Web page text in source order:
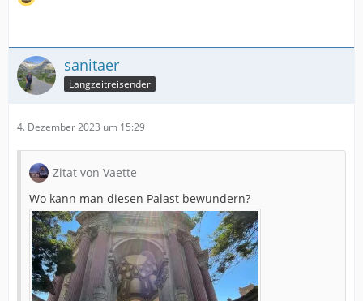
sanitaer
Langzeitreisender
4. Dezember 2023 um 15:29
Zitat von Vaette
Wo kann man diesen Palast bewundern?